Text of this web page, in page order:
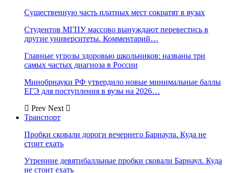
Существенную часть платных мест сократят в вузах
Студентов МГПУ массово вынуждают перевестись в
другие университеты. Комментарий…
Главные угрозы здоровью школьников: названы три
самых частых диагноза в России
Минобрнауки РФ утвердило новые минимальные баллы
ЕГЭ для поступления в вузы на 2026…
Prev Next
Транспорт
Пробки сковали дороги вечернего Барнаула. Куда не
стоит ехать
Утренние девятибалльные пробки сковали Барнаул. Куда
не стоит ехать